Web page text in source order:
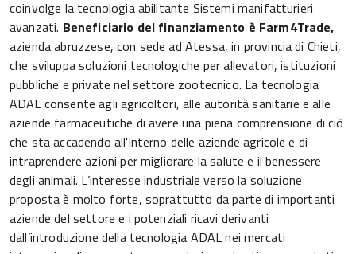
coinvolge la tecnologia abilitante Sistemi manifatturieri
avanzati. Beneficiario del finanziamento è Farm4Trade,
azienda abruzzese, con sede ad Atessa, in provincia di Chieti,
che sviluppa soluzioni tecnologiche per allevatori, istituzioni
pubbliche e private nel settore zootecnico. La tecnologia
ADAL consente agli agricoltori, alle autorità sanitarie e alle
aziende farmaceutiche di avere una piena comprensione di ciò
che sta accadendo all'interno delle aziende agricole e di
intraprendere azioni per migliorare la salute e il benessere
degli animali. L’interesse industriale verso la soluzione
proposta è molto forte, soprattutto da parte di importanti
aziende del settore e i potenziali ricavi derivanti
dall’introduzione della tecnologia ADAL nei mercati